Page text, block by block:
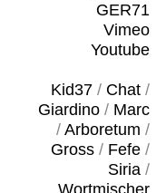
GER71
Vimeo
Youtube
Kid37/ Chat/
Giardino/ Marc
/ Arboretum /
Gross/ Fefe/
Siria/
Wortmischer